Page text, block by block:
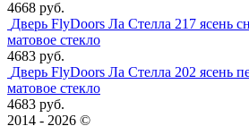
4668 руб.
Дверь FlyDoors Ла Стелла 217 ясень
матовое стекло
4683 руб.
Дверь FlyDoors Ла Стелла 202 ясень
матовое стекло
4683 руб.
2014 - 2026 ©